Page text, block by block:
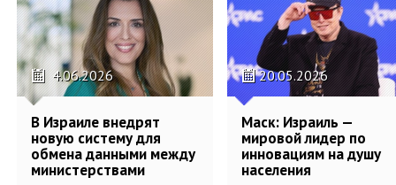
4.06.2026
В Израиле внедрят
новую систему для
обмена данными между
министерствами
20.05.2026
Маск: Израиль —
мировой лидер по
инновациям на душу
населения